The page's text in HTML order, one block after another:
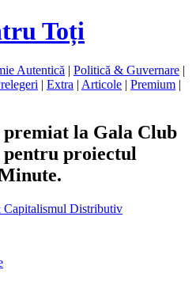
Toți
Autentică | Politică & Guvernare |
| Extra | Articole | Premium |
premiat la Gala Club
proiectul
Capitalismul Distributiv